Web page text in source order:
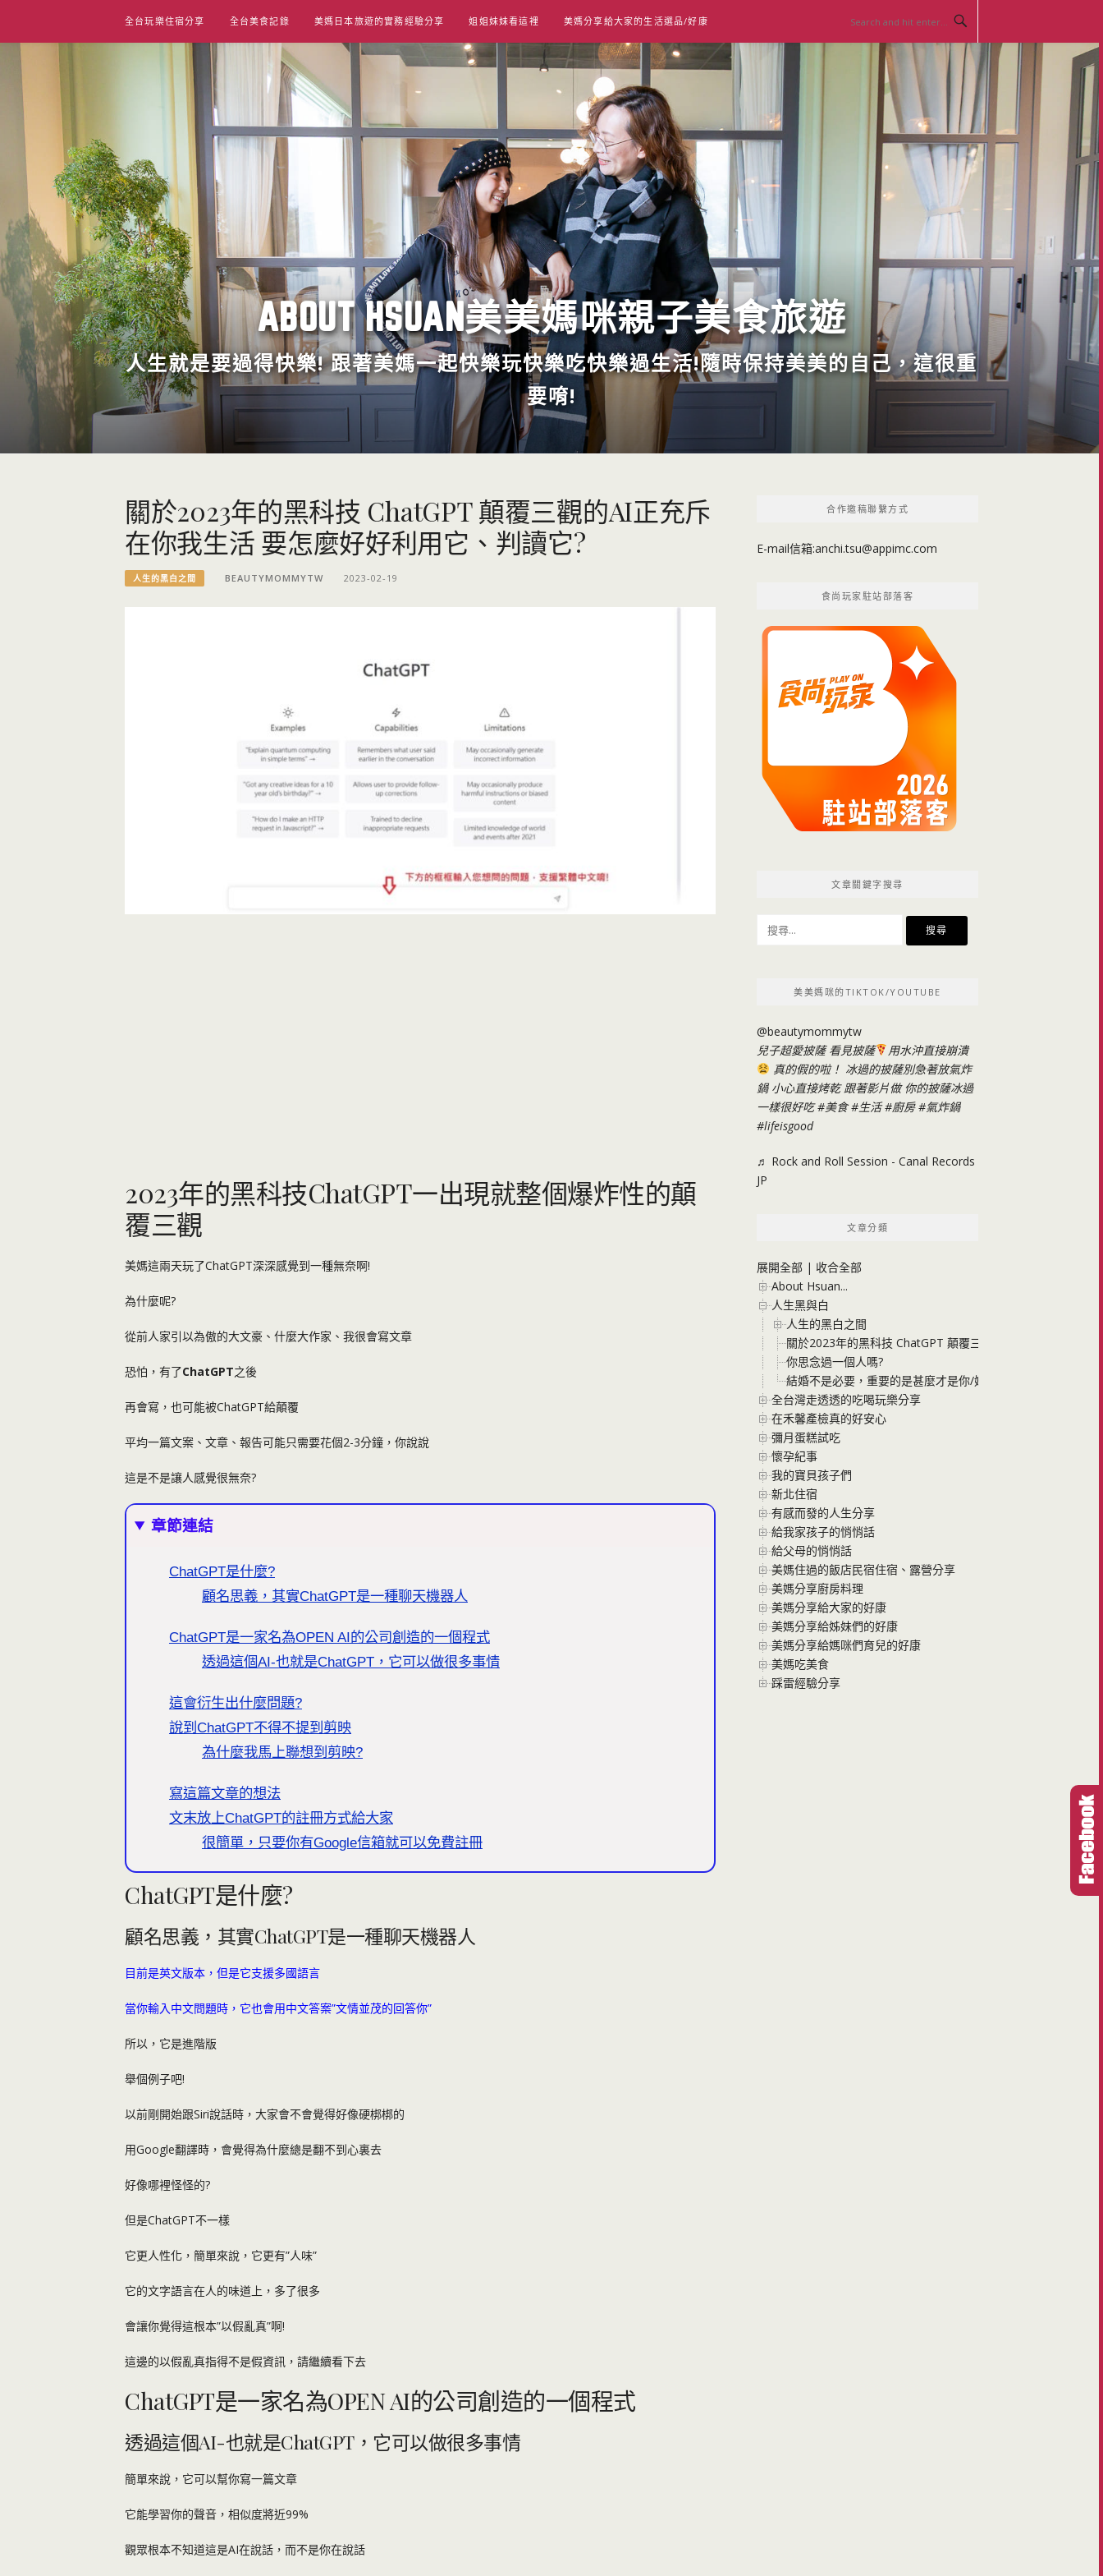
content
全台玩樂住宿分享 全台美食記錄 美媽日本旅遊的實務經驗分享 姐姐妹妹看這裡 美媽分享給大家的生活選品/好康
ABOUT HSUAN美美媽咪親子美食旅遊
人生就是要過得快樂! 跟著美媽一起快樂玩快樂吃快樂過生活!隨時保持美美的自己，這很重
要唷!
關於2023年的黑科技 ChatGPT 顛覆三觀的AI正充斥
在你我生活 要怎麼好好利用它、判讀它?
人生的黑白之間 BEAUTYMOMMYTW 2023-02-19
2023年的黑科技ChatGPT一出現就整個爆炸性的顛
覆三觀
美媽這兩天玩了ChatGPT深深感覺到一種無奈啊!
為什麼呢?
從前人家引以為傲的大文豪、什麼大作家、我很會寫文章
恐怕，有了ChatGPT之後
再會寫，也可能被ChatGPT給顛覆
平均一篇文案、文章、報告可能只需要花個2-3分鐘，你說說
這是不是讓人感覺很無奈?
章節連結
ChatGPT是什麼?
顧名思義，其實ChatGPT是一種聊天機器人
ChatGPT是一家名為OPEN AI的公司創造的一個程式
透過這個AI-也就是ChatGPT，它可以做很多事情
這會衍生出什麼問題?
說到ChatGPT不得不提到剪映
為什麼我馬上聯想到剪映?
寫這篇文章的想法
文末放上ChatGPT的註冊方式給大家
很簡單，只要你有Google信箱就可以免費註冊
ChatGPT是什麼?
顧名思義，其實ChatGPT是一種聊天機器人
目前是英文版本，但是它支援多國語言
當你輸入中文問題時，它也會用中文答案”文情並茂的回答你”
所以，它是進階版
舉個例子吧!
以前剛開始跟Siri說話時，大家會不會覺得好像硬梆梆的
用Google翻譯時，會覺得為什麼總是翻不到心裏去
好像哪裡怪怪的?
但是ChatGPT不一樣
它更人性化，簡單來說，它更有”人味”
它的文字語言在人的味道上，多了很多
會讓你覺得這根本”以假亂真”啊!
這邊的以假亂真指得不是假資訊，請繼續看下去
ChatGPT是一家名為OPEN AI的公司創造的一個程式
透過這個AI-也就是ChatGPT，它可以做很多事情
簡單來說，它可以幫你寫一篇文章
它能學習你的聲音，相似度將近99%
觀眾根本不知道這是AI在說話，而不是你在說話
合作邀稿聯繫方式
E-mail信箱:anchi.tsu@appimc.com
食尚玩家駐站部落客
文章關鍵字搜尋
尋
美美媽咪的TIKTOK/YOUTUBE
@beautymommytw
兒子超愛披薩 看見披薩
用水沖直接崩潰
真的假的啦！ 冰過的披薩別急著放氣炸
鍋 小心直接烤乾 跟著影片做 你的披薩冰過
一樣很好吃#美食 #生活 #廚房 #氣炸鍋
#lifeisgood
♬ Rock and Roll Session - Canal Records
JP
文章分類
展開全部 | 收合全部
About Hsuan...
人生黑與白
人生的黑白之間
關於2023年的黑科技 ChatGPT 顛覆三觀的AI正充斥在你我生
你思念過一個人嗎?
結婚不是必要，重要的是甚麼才是你/妳會快樂的選擇
全台灣走透透的吃喝玩樂分享
在禾馨產檢真的好安心
彌月蛋糕試吃
懷孕紀事
我的寶貝孩子們
新北住宿
有感而發的人生分享
給我家孩子的悄悄話
給父母的悄悄話
美媽住過的飯店民宿住宿、露營分享
美媽分享廚房料理
美媽分享給大家的好康
美媽分享給姊妹們的好康
美媽分享給媽咪們育兒的好康
美媽吃美食
踩雷經驗分享